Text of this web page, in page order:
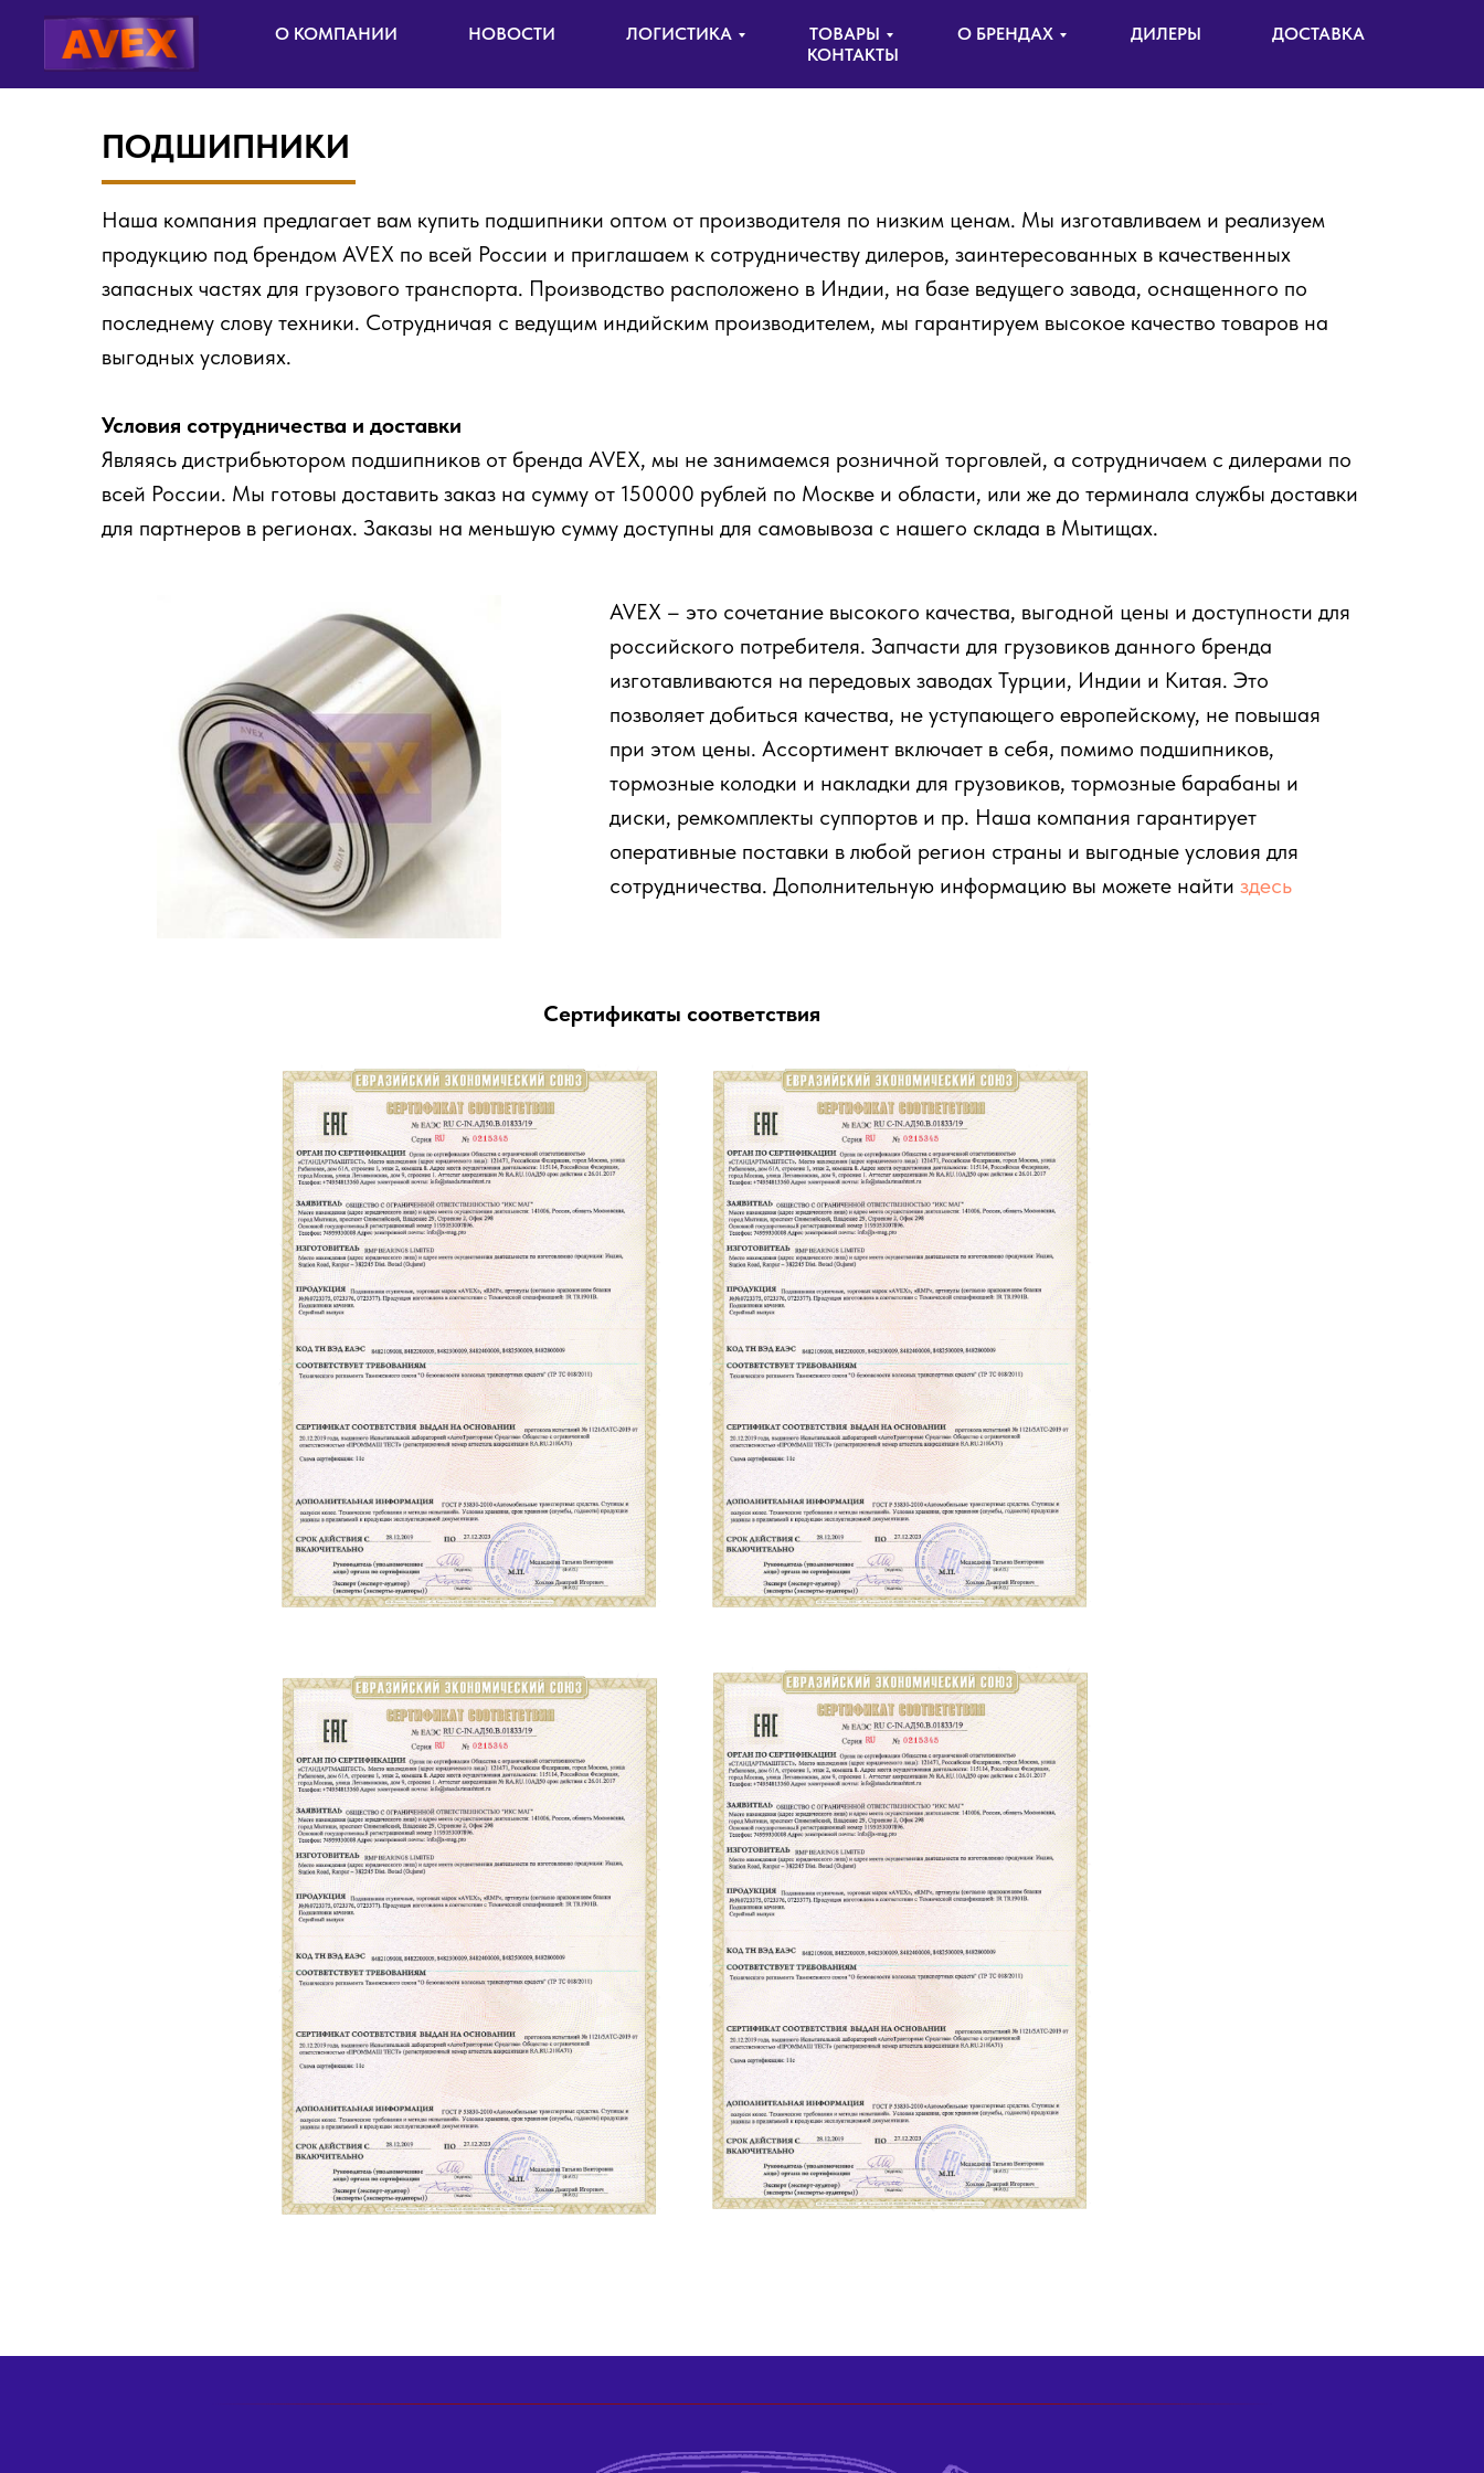
О КОМПАНИИ НОВОСТИ ЛОГИСТИКА ТОВАРЫ О БРЕНДАХ ДИЛЕРЫ
ДОСТАВКА
КОНТАКТЫ
ПОДШИПНИКИ
Наша компания предлагает вам купить подшипники оптом от производителя по низким ценам. Мы изготавливаем и реализуем
продукцию под брендом AVEX по всей России и приглашаем к сотрудничеству дилеров, заинтересованных в качественных
запасных частях для грузового транспорта. Производство расположено в Индии, на базе ведущего завода, оснащенного по
последнему слову техники. Сотрудничая с ведущим индийским производителем, мы гарантируем высокое качество товаров на
выгодных условиях.
Условия сотрудничества и доставки
Являясь дистрибьютором подшипников от бренда AVEX, мы не занимаемся розничной торговлей, а сотрудничаем с дилерами по
всей России. Мы готовы доставить заказ на сумму от 150000 рублей по Москве и области, или же до терминала службы доставки
для партнеров в регионах. Заказы на меньшую сумму доступны для самовывоза с нашего склада в Мытищах.
AVEX – это сочетание высокого качества, выгодной цены и доступности для
российского потребителя. Запчасти для грузовиков данного бренда
изготавливаются на передовых заводах Турции, Индии и Китая. Это
позволяет добиться качества, не уступающего европейскому, не повышая
при этом цены. Ассортимент включает в себя, помимо подшипников,
тормозные колодки и накладки для грузовиков, тормозные барабаны и
диски, ремкомплекты суппортов и пр. Наша компания гарантирует
оперативные поставки в любой регион страны и выгодные условия для
сотрудничества. Дополнительную информацию вы можете найти здесь
Сертификаты соответствия